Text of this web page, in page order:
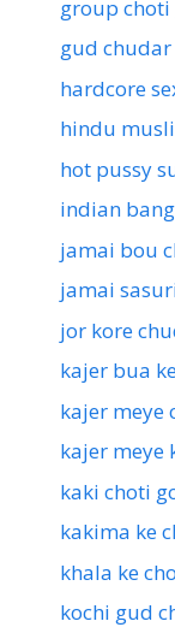
group
gud
hardcore
hindu
hot pussy
indian
jamai bou
jamai
jor kore
kajer bua
kajer meye
kajer meye
kaki choti
kakima ke
khala ke
kochi gud